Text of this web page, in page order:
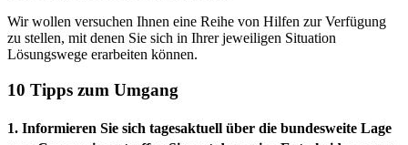
Wir wollen versuchen Ihnen eine Reihe von Hilfen zur Verfügung
zu stellen, mit denen Sie sich in Ihrer jeweiligen Situation
Lösungswege erarbeiten können.
10 Tipps zum Umgang
1. Informieren Sie sich tagesaktuell über die bundesweite Lage